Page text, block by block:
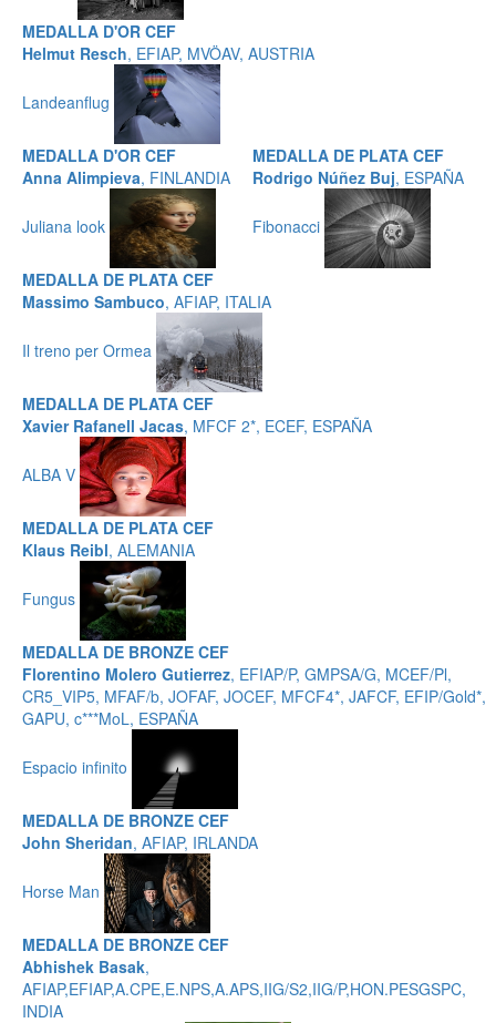
MEDALLA D'OR CEF
Helmut Resch, EFIAP, MVÖAV, AUSTRIA
Landeanflug
MEDALLA D'OR CEF
Anna Alimpieva, FINLANDIA
Juliana look
MEDALLA DE PLATA CEF
Rodrigo Núñez Buj, ESPAÑA
Fibonacci
MEDALLA DE PLATA CEF
Massimo Sambuco, AFIAP, ITALIA
Il treno per Ormea
MEDALLA DE PLATA CEF
Xavier Rafanell Jacas, MFCF 2*, ECEF, ESPAÑA
ALBA V
MEDALLA DE PLATA CEF
Klaus Reibl, ALEMANIA
Fungus
MEDALLA DE BRONZE CEF
Florentino Molero Gutierrez, EFIAP/P, GMPSA/G, MCEF/Pl,
CR5_VIP5, MFAF/b, JOFAF, JOCEF, MFCF4*, JAFCF, EFIP/Gold*,
GAPU, c***MoL, ESPAÑA
Espacio infinito
MEDALLA DE BRONZE CEF
John Sheridan, AFIAP, IRLANDA
Horse Man
MEDALLA DE BRONZE CEF
Abhishek Basak,
AFIAP,EFIAP,A.CPE,E.NPS,A.APS,IIG/S2,IIG/P,HON.PESGSPC,
INDIA